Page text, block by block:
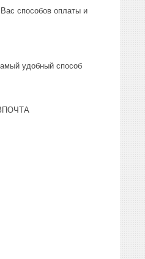
способов оплаты и
удобный способ